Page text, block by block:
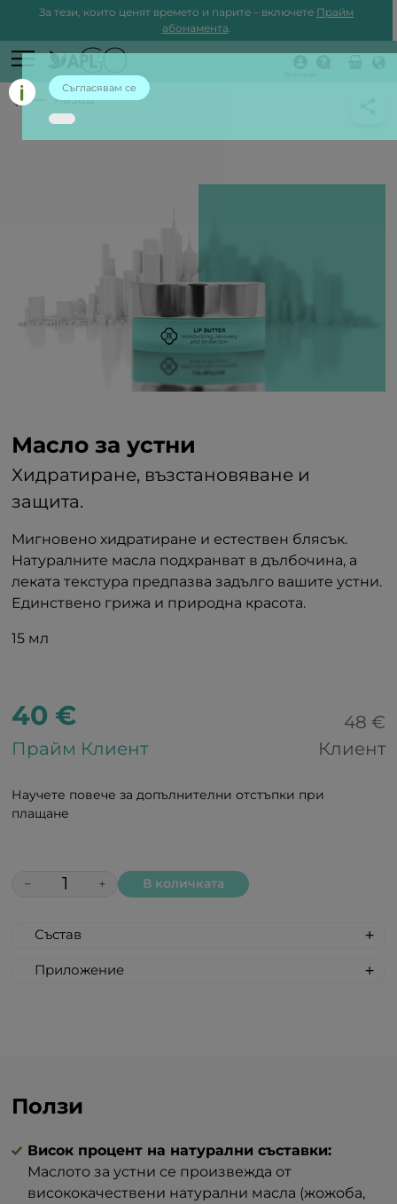
За тези, които ценят времето и парите – включете Прайм
абонамента.
назад
Масло за устни
Хидратиране, възстановяване и
защита.
Мигновено хидратиране и естествен блясък.
Натуралните масла подхранват в дълбочина, а
леката текстура предпазва задълго вашите устни.
Единствено грижа и природна красота.
15 мл
40 €
Прайм Клиент
48 €
Клиент
Научете повече за допълнителни отстъпки при
плащане
− + В количката
Състав
CAPRYLIC/CAPRICTRIGLYCERIDE,
MENTHOL, PINENE.
Приложение
Маслото за устни може да се използва
молив за устни).
Ползи
Висок процент на натурални съставки:
Маслото за устни се произвежда от
висококачествени натурални масла (жожоба,
Съгласявам се